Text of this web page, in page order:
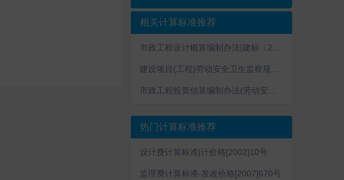
相关计算标准推荐
热门计算标准推荐
设计费计算标准|计价格[2002]10号
监理费计算标准-发改价格[2007]670号